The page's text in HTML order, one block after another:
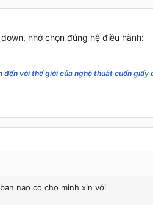
nhớ chọn đúng hệ điều hành:
đến với thế giới của nghệ thuật cuốn giấy
nao co cho minh xin với